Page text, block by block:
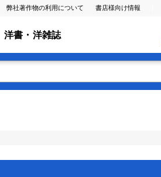
弊社著作物の利用について 書店様向け情報
洋書・洋雑誌